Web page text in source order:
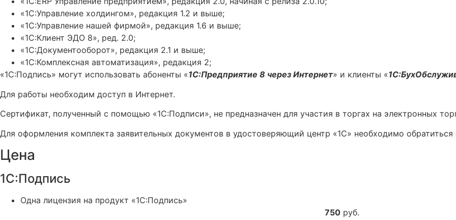
«1С:Управление холдингом», редакция 1.2 и выше;
«1С:Управление нашей фирмой», редакция 1.6 и выше;
«1С:Клиент ЭДО 8», ред. 2.0;
«1С:Документооборот», редакция 2.1 и выше;
«1С:Комплексная автоматизация», редакция 2;
«1С:Подпись» могут использовать абоненты «1С:Предприятие 8 через Интернет» и клиенты «
Для работы необходим доступ в Интернет.
Сертификат, полученный с помощью «1С:Подписи», не предназначен для участия в торгах на электронных
Для оформления комплекта заявительных документов в удостоверяющий центр «1С» необходимо
Цена
1С:Подпись
Одна лицензия на продукт «1С:Подпись»
750 руб.